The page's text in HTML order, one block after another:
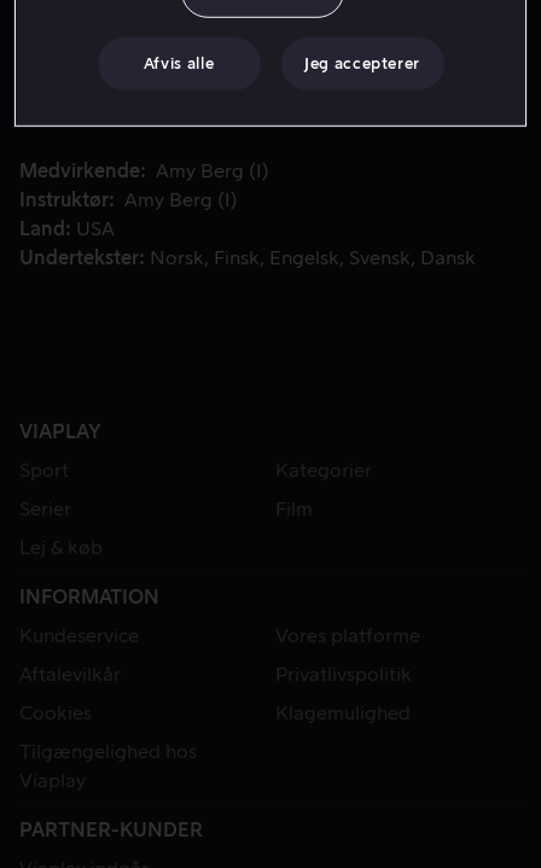
Aldrig før viste optagelser, eksklusive talebeskeder og
Aldrig før viste optagelser, eksklusive talebeskeder og
fængslende portræt af den talentfulde musiker, der
Medvirkende
Amy Berg (I)
Instruktør
Amy Berg (I)
Land
USA
Undertekster
Norsk Finsk Engelsk Svensk Dansk
VIAPLAY
Sport
Kategorier
Serier
Film
Lej & køb
INFORMATION
Kundeservice
Vores platforme
Aftalevilkår
Privatlivspolitik
Cookies
Klagemulighed
Tilgængelighed hos
Viaplay
PARTNER-KUNDER
Afvis alle Jeg accepterer